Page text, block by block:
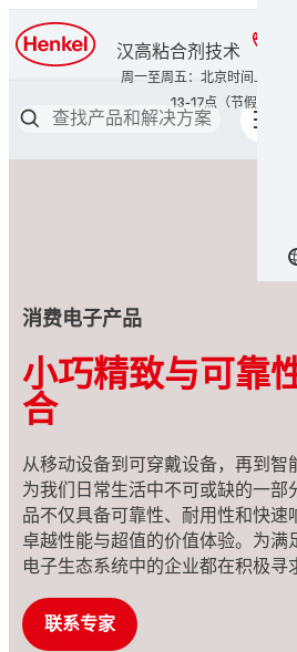
汉高粘合剂技术
消费电子产品
小巧精致与可靠
合
从移动设备到可穿戴设备，再到智
为我们日常生活中不可或缺的一部
品不仅具备可靠性、耐用性和快速
卓越性能与超值的价值体验。为满
电子生态系统中的企业都在积极寻
联系专家